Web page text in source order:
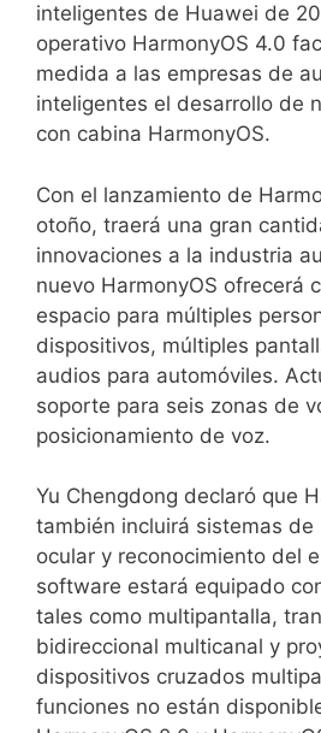
inteligentes de Huawei de
operativo HarmonyOS 4.0
medida a las empresas de
inteligentes el desarrollo de
con cabina HarmonyOS.
Con el lanzamiento de
otoño, traerá una gran
innovaciones a la industria
nuevo HarmonyOS ofrecerá
espacio para múltiples
dispositivos, múltiples
audios para automóviles.
soporte para seis zonas de
posicionamiento de voz.
Yu Chengdong declaró que
también incluirá sistemas de
ocular y reconocimiento del
software estará equipado
tales como multipantalla,
bidireccional multicanal y
dispositivos cruzados
funciones no están